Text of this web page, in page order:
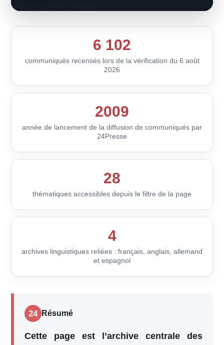
professionnels de la veille.
6 102
communiqués recensés lors de la vérification du 6 août
2026
2009
année de lancement de la diffusion de communiqués par
24Presse
28
thématiques accessibles depuis le filtre de la page
4
archives linguistiques reliées : français, anglais, allemand
et espagnol
24 Résumé
Cette page est l’archive centrale des